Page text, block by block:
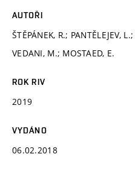
AUTOŘI
ŠTĚPÁNEK, R.; PANTĚLEJEV,
VEDANI, M.; MOSTAED, E.
ROK RIV
2019
VYDÁNO
06.02.2018